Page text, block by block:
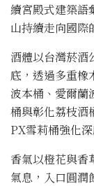
續宮殿式建築語
山持續走向國際
酒體以台灣菸酒
底，透過多重橡
波本桶、愛爾蘭
桶與彰化荔枝酒
PX雪莉桶強化
香氣以橙花與香
氣息，入口圓潤